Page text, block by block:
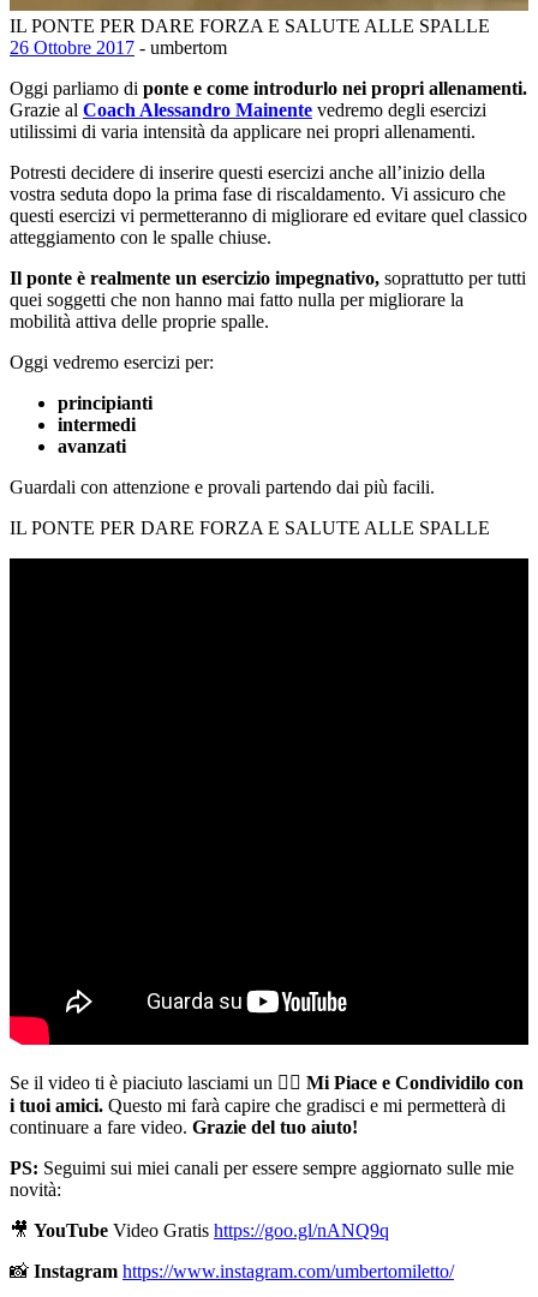
IL PONTE PER DARE FORZA E SALUTE ALLE SPALLE
26 Ottobre 2017 - umbertom
Oggi parliamo di ponte e come introdurlo nei propri allenamenti.
Grazie al Coach Alessandro Mainente vedremo degli esercizi
utilissimi di varia intensità da applicare nei propri allenamenti.
Potresti decidere di inserire questi esercizi anche all’inizio della
vostra seduta dopo la prima fase di riscaldamento. Vi assicuro che
questi esercizi vi permetteranno di migliorare ed evitare quel classico
atteggiamento con le spalle chiuse.
Il ponte è realmente un esercizio impegnativo, soprattutto per tutti
quei soggetti che non hanno mai fatto nulla per migliorare la
mobilità attiva delle proprie spalle.
Oggi vedremo esercizi per:
principianti
intermedi
avanzati
Guardali con attenzione e provali partendo dai più facili.
IL PONTE PER DARE FORZA E SALUTE ALLE SPALLE
Se il video ti è piaciuto lasciami un 👍🏻 Mi Piace e Condividilo con
i tuoi amici. Questo mi farà capire che gradisci e mi permetterà di
continuare a fare video. Grazie del tuo aiuto!
PS: Seguimi sui miei canali per essere sempre aggiornato sulle mie
novità:
🎥 YouTube Video Gratis https://goo.gl/nANQ9q
📸 Instagram https://www.instagram.com/umbertomiletto/